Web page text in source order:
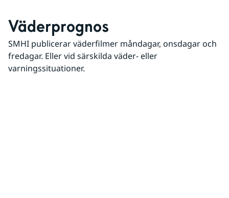
Väderprognos
SMHI publicerar väderfilmer måndagar, onsdagar och
fredagar. Eller vid särskilda väder- eller
varningssituationer.